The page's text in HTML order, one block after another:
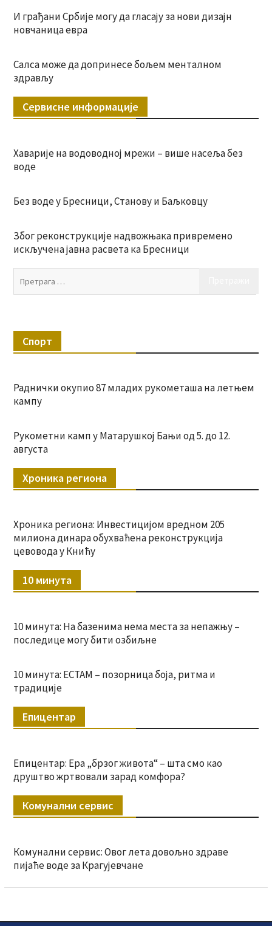
И грађани Србије могу да гласају за нови дизајн
новчаница евра
Салса може да допринесе бољем менталном
здрављу
Сервисне информације
Хаварије на водоводној мрежи – више насеља без
воде
Без воде у Бресници, Станову и Баљковцу
Због реконструкције надвожњака привремено
искључена јавна расвета ка Бресници
Спорт
Раднички окупио 87 младих рукометаша на летњем
кампу
Рукометни камп у Матарушкој Бањи од 5. до 12.
августа
Хроника региона
Хроника региона: Инвестицијом вредном 205
милиона динара обухваћена реконструкција
цевовода у Книћу
10 минута
10 минута: На базенима нема места за непажњу –
последице могу бити озбиљне
10 минута: ЕСТАМ – позорница боја, ритма и
традиције
Епицентар
Епицентар: Ера „брзог живота“ – шта смо као
друштво жртвовали зарад комфора?
Комунални сервис
Комунални сервис: Овог лета довољно здраве
пијаће воде за Крагујевчане